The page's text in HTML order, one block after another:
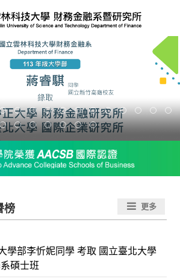
榜 更多
學部李忻妮同學 考取 國立臺北大學
碩士班